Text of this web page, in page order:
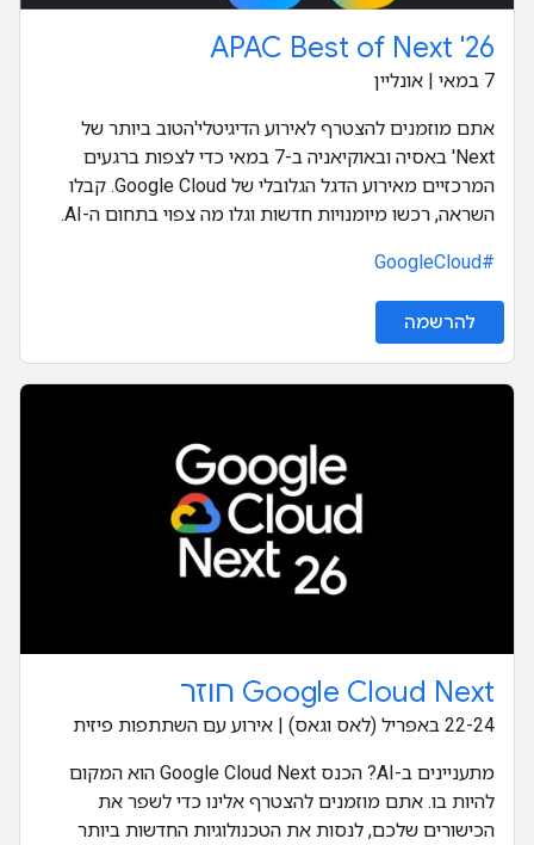
APAC Best of Next '26
‫7 במאי | אונליין
אתם מוזמנים להצטרף לאירוע הדיגיטלי'הטוב ביותר של
Next' באסיה ובאוקיאניה ב-7 במאי כדי לצפות ברגעים
המרכזיים מאירוע הדגל הגלובלי של Google Cloud. קבלו
השראה, רכשו מיומנויות חדשות וגלו מה צפוי בתחום ה-AI.
#GoogleCloud
להרשמה
‫Google Cloud Next חוזר
‫22-24 באפריל (לאס וגאס) | אירוע עם השתתפות פיזית
מתעניינים ב-AI? הכנס Google Cloud Next הוא המקום
להיות בו. אתם מוזמנים להצטרף אלינו כדי לשפר את
הכישורים שלכם, לנסות את הטכנולוגיות החדשות ביותר